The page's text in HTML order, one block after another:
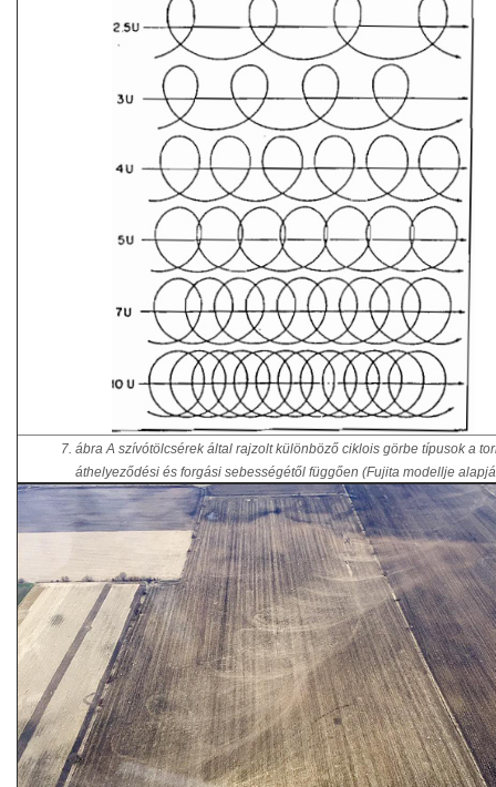
7. ábra A szívótölcsérek által rajzolt különböző ciklois görbe típusok a
áthelyeződési és forgási sebességétől függően (Fujita modellje